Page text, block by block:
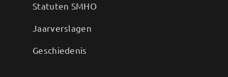
Statuten SMHO
Jaarverslagen
Geschiedenis